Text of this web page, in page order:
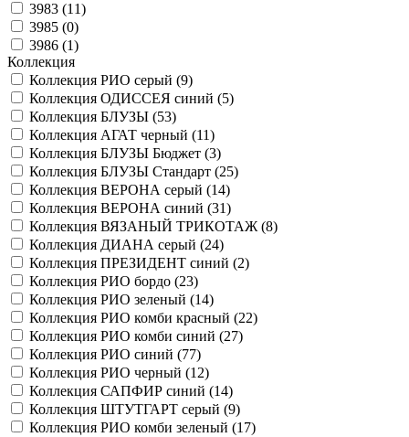
3983 (11)
3985 (0)
3986 (1)
Коллекция
Коллекция РИО серый (9)
Коллекция ОДИССЕЯ синий (5)
Коллекция БЛУЗЫ (53)
Коллекция АГАТ черный (11)
Коллекция БЛУЗЫ Бюджет (3)
Коллекция БЛУЗЫ Стандарт (25)
Коллекция ВЕРОНА серый (14)
Коллекция ВЕРОНА синий (31)
Коллекция ВЯЗАНЫЙ ТРИКОТАЖ (8)
Коллекция ДИАНА серый (24)
Коллекция ПРЕЗИДЕНТ синий (2)
Коллекция РИО бордо (23)
Коллекция РИО зеленый (14)
Коллекция РИО комби красный (22)
Коллекция РИО комби синий (27)
Коллекция РИО синий (77)
Коллекция РИО черный (12)
Коллекция САПФИР синий (14)
Коллекция ШТУТГАРТ серый (9)
Коллекция РИО комби зеленый (17)